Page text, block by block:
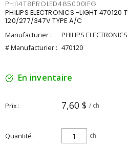
PHI14T8PROLED485000IFG
PHILIPS ELECTRONICS -LIGHT 470120
120/277/347V TYPE A/C
Manufacturier :
PHILIPS
# Manufacturier : 470120
En inventaire
Prix 7,60 $ / ch
Quantité ch